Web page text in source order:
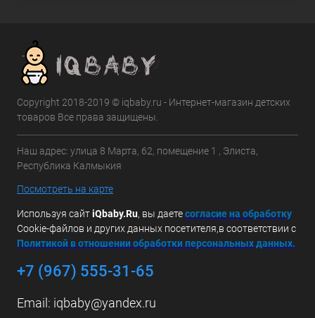
Copyright 2018-2019 © iqbaby.ru - Интернет-магазин детских
товаров Все права защищены.
Наш адрес: улица 8 Марта, 62, помещение 1 , Элиста,
Республика Калмыкия
Посмотреть на карте
Используя сайтiQbaby.Ru, вы даетесогласие на обработку
Cookie-файлов и других данных посетителя,в соответствии с
Политикой в отношении обработки персональных данных.
+7 (967) 555-31-65
Email: iqbaby@yandex.ru